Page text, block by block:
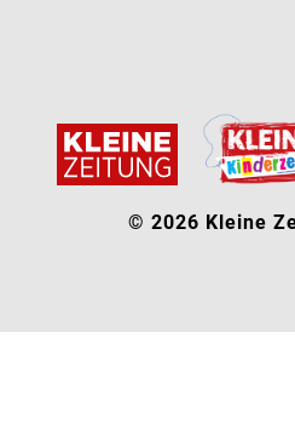
© 2026 Kleine